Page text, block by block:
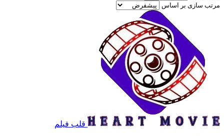
مرتب سازی بر اساس
قلب فیلم